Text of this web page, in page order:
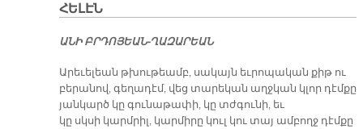
ՀԵԼԷՆ
Ա­ՆԻ ԲՐԴՈ­ՅԵԱՆ-ՂԱ­ԶԱ­ՐԵԱՆ
Ա­րե­ւե­լեան թխու­թեամբ, սա­կայն եւ­րո­պա­կան քիթ ու
բե­րա­նով, գե­ղա­դէմ, վեց տա­րե­կան աղջ­կան կլոր դէմ­քը
յան­կարծ կը գու­նա­թա­փի, կը տժգու­նի, եւ
կը սկսի կարմ­րիլ, կար­մի­րը կուլ կու տայ ամ­բողջ դէմ­քը